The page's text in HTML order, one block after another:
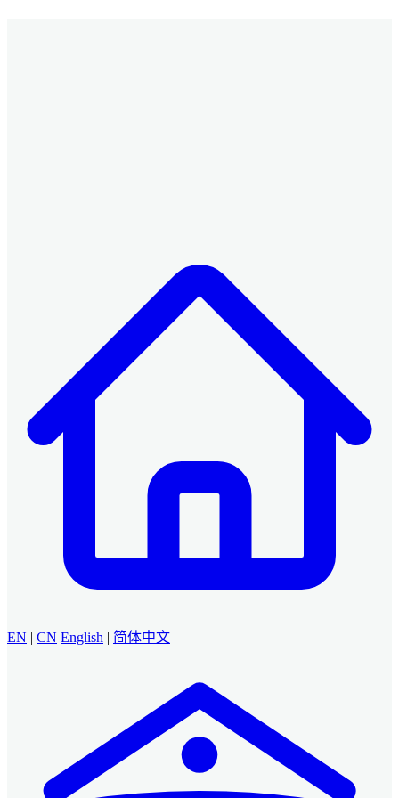
EN | CN English | 简体中文